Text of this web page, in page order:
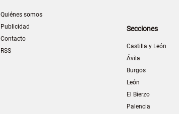
Quiénes somos
Publicidad
Contacto
RSS
Secciones
Castilla y León
Ávila
Burgos
León
El Bierzo
Palencia